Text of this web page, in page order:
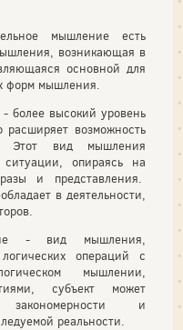
мышление есть
возникающая в
основной для
форм мышления.
более высокий уровень
возможность
Этот вид мышления
опираясь на
и представления.
в деятельности,
- вид мышления,
операций с
мышлении,
субъект может
закономерности и
реальности.